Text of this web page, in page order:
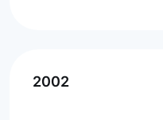
2002